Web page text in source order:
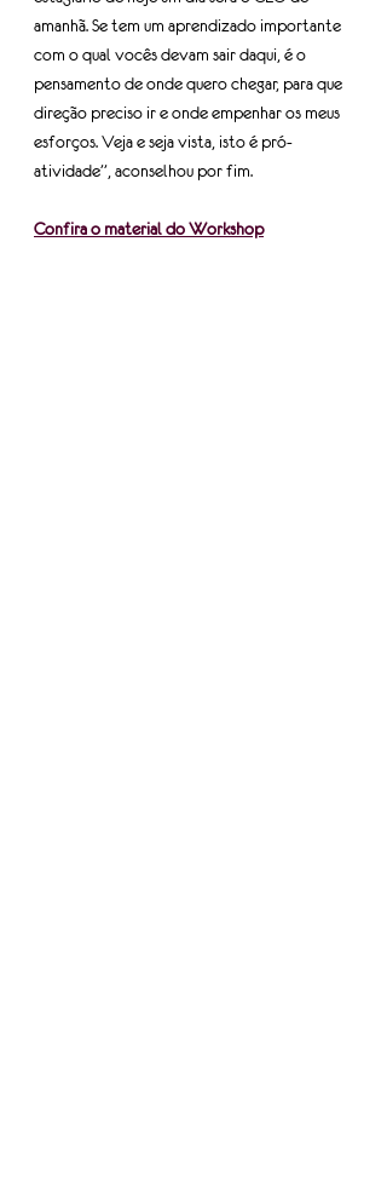
amanhã. Se tem um aprendizado importante
com o qual vocês devam sair daqui, é o
pensamento de onde quero chegar, para que
direção preciso ir e onde empenhar os meus
esforços. Veja e seja vista, isto é pró-
atividade”, aconselhou por fim.
Confira o material do Workshop